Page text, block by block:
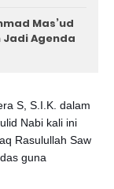
Mas’ud
Agenda
S, S.I.K. dalam
Nabi kali ini
Rasulullah Saw
guna